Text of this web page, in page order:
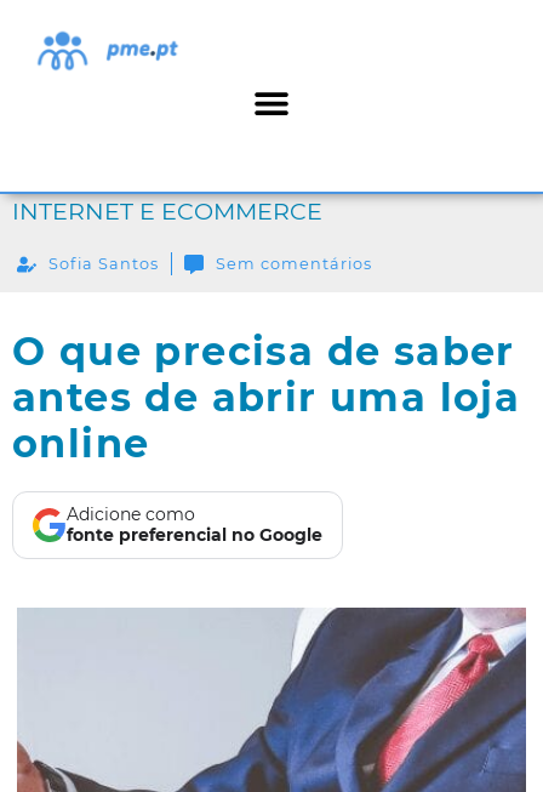
INTERNET E ECOMMERCE
Sofia Santos Sem comentários
O que precisa de saber
antes de abrir uma loja
online
Adicione como
fonte preferencial no Google